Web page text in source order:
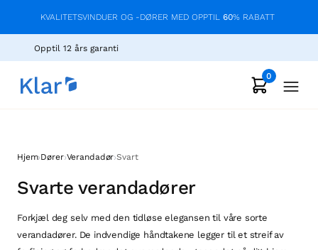
KVALITETSVINDUER OG -DØRER MED OPPTIL 60% RABATT
Opptil 12 års garanti
0
Hjem›Dører›Verandadør›Svart
Svarte verandadører
Forkjæl deg selv med den tidløse elegansen til våre sorte
verandadører. De indvendige håndtakene legger til et streif av